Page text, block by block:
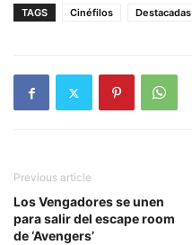
TAGS Cinéfilos Destacadas
Previous article
Los Vengadores se unen
para salir del escape room
de ‘Avengers’